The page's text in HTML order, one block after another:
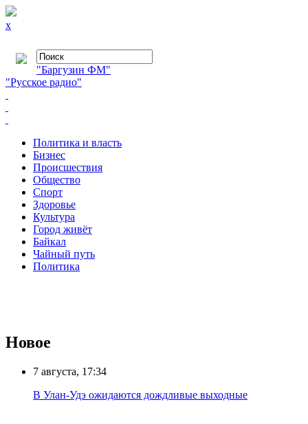
x
"Баргузин ФМ"
"Русское радио"
Политика и власть
Бизнес
Происшествия
Общество
Cпорт
Здоровье
Культура
Город живёт
Байкал
Чайный путь
Политика
Новое
7 августа, 17:34
В Улан-Удэ ожидаются дождливые выходные